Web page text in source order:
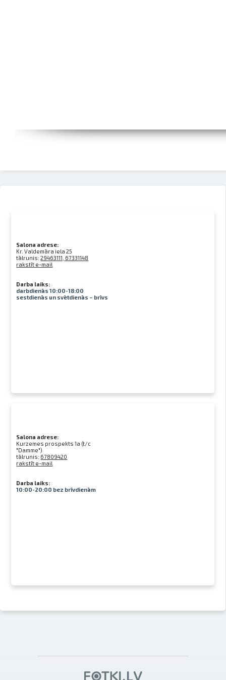
Salona adrese:
Kr. Valdemāra iela 25
tālrunis:29463111, 67331148
rakstīt e-mail
Darba laiks:
darbdienās 10:00-18:00
sestdienās un svētdienās – brīvs
Salona adrese:
Kurzemes prospekts 1a (t/c
"Damme")
tālrunis: 67809420
rakstīt e-mail
Darba laiks:
10:00-20:00 bez brīvdienām